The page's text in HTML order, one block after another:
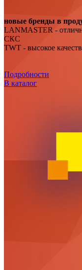
новые бренды в
LANMASTER -
СКС
TWT - высокое
Подробности
В каталог